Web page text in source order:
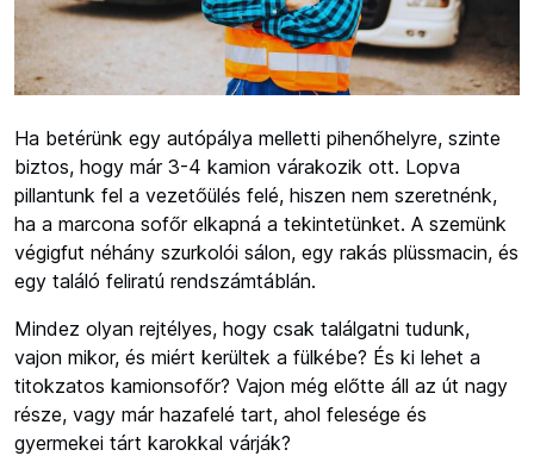
Ha betérünk egy autópálya melletti pihenőhelyre, szinte
biztos, hogy már 3-4 kamion várakozik ott. Lopva
pillantunk fel a vezetőülés felé, hiszen nem szeretnénk,
ha a marcona sofőr elkapná a tekintetünket. A szemünk
végigfut néhány szurkolói sálon, egy rakás plüssmacin, és
egy találó feliratú rendszámtáblán.
Mindez olyan rejtélyes, hogy csak találgatni tudunk,
vajon mikor, és miért kerültek a fülkébe? És ki lehet a
titokzatos kamionsofőr? Vajon még előtte áll az út nagy
része, vagy már hazafelé tart, ahol felesége és
gyermekei tárt karokkal várják?